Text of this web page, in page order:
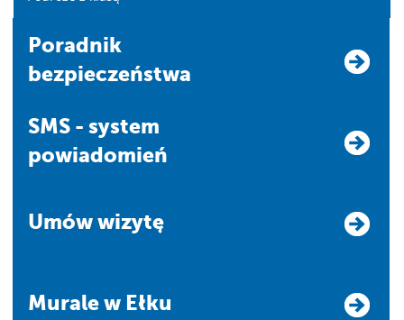
Poradnik
bezpieczeństwa
SMS - system
powiadomień
Umów wizytę
Murale w Ełku